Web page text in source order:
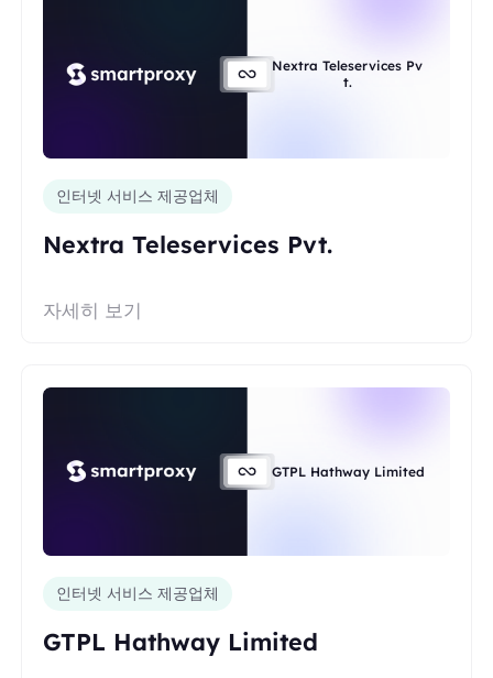
Nextra Teleservices Pv
t.
인터넷 서비스 제공업체
Nextra Teleservices Pvt.
자세히 보기
GTPL Hathway Limited
인터넷 서비스 제공업체
GTPL Hathway Limited